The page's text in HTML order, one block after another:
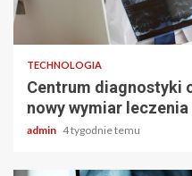
2 min odczytu
TECHNOLOGIA
Centrum diagnostyki
nowy wymiar leczenia
admin 4 tygodnie temu